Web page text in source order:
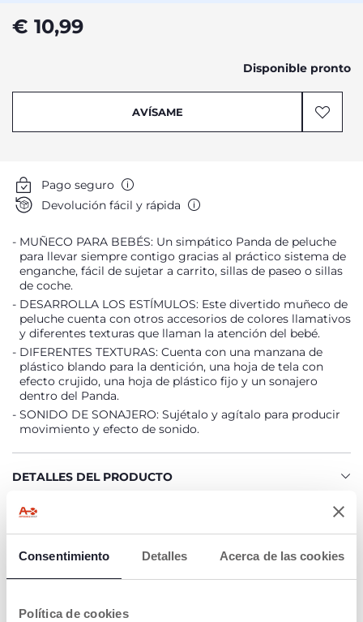
Consentimiento Detalles Acerca de las cookies
Política de cookies
€ 10,99
Disponible pronto
AVÍSAME
Pago seguro
Devolución fácil y rápida
MUÑECO PARA BEBÉS: Un simpático Panda de peluche
para llevar siempre contigo gracias al práctico sistema de
enganche, fácil de sujetar a carrito, sillas de paseo o sillas
de coche.
DESARROLLA LOS ESTÍMULOS: Este divertido muñeco de
peluche cuenta con otros accesorios de colores llamativos
y diferentes texturas que llaman la atención del bebé.
DIFERENTES TEXTURAS: Cuenta con una manzana de
plástico blando para la dentición, una hoja de tela con
efecto crujido, una hoja de plástico fijo y un sonajero
dentro del Panda.
SONIDO DE SONAJERO: Sujétalo y agítalo para producir
movimiento y efecto de sonido.
DETALLES DEL PRODUCTO